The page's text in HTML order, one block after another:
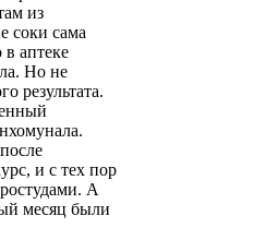
из
соки сама
в аптеке
Но не
результата.
и с тех пор
А
месяц были